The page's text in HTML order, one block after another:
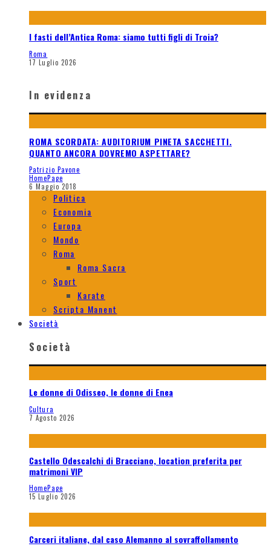
I fasti dell’Antica Roma: siamo tutti figli di Troia?
Roma
17 Luglio 2026
In evidenza
ROMA SCORDATA: AUDITORIUM PINETA SACCHETTI.
QUANTO ANCORA DOVREMO ASPETTARE?
Patrizio Pavone
HomePage
6 Maggio 2018
Politica
Economia
Europa
Mondo
Roma
Roma Sacra
Sport
Karate
Scripta Manent
Società
Società
Le donne di Odisseo, le donne di Enea
Cultura
7 Agosto 2026
Castello Odescalchi di Bracciano, location preferita per
matrimoni VIP
HomePage
15 Luglio 2026
Carceri italiane, dal caso Alemanno al sovraffollamento